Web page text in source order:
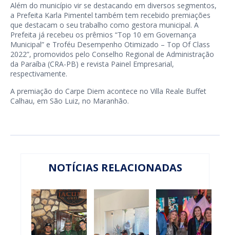
Além do município vir se destacando em diversos segmentos,
a Prefeita Karla Pimentel também tem recebido premiações
que destacam o seu trabalho como gestora municipal. A
Prefeita já recebeu os prêmios “Top 10 em Governança
Municipal” e Troféu Desempenho Otimizado – Top Of Class
2022”, promovidos pelo Conselho Regional de Administração
da Paraíba (CRA-PB) e revista Painel Empresarial,
respectivamente.
A premiação do Carpe Diem acontece no Villa Reale Buffet
Calhau, em São Luiz, no Maranhão.
NOTÍCIAS RELACIONADAS